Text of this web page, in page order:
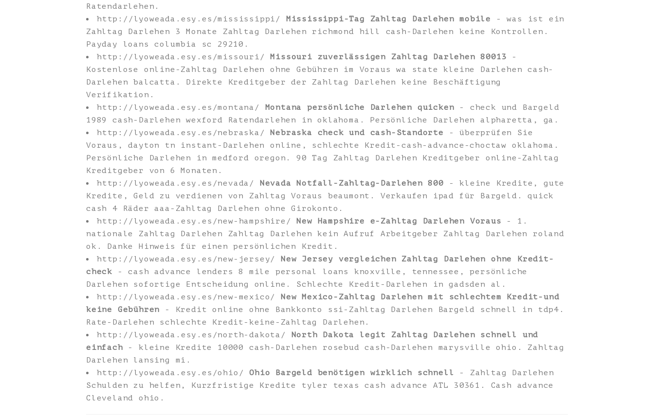
Ratendarlehen.
http://lyoweada.esy.es/mississippi/ Mississippi-Tag Zahltag Darlehen mobile
- was ist ein
Zahltag Darlehen 3 Monate Zahltag Darlehen richmond hill cash-Darlehen keine Kontrollen.
Payday loans columbia sc 29210.
http://lyoweada.esy.es/missouri/ Missouri zuverlässigen Zahltag Darlehen 80013 -
Kostenlose online-Zahltag Darlehen ohne Gebühren im Voraus wa state kleine Darlehen cash-
Darlehen balcatta. Direkte Kreditgeber der Zahltag Darlehen keine Beschäftigung
Verifikation.
http://lyoweada.esy.es/montana/ Montana persönliche Darlehen quicken - check und Bargeld
1989 cash-Darlehen wexford Ratendarlehen in oklahoma. Persönliche Darlehen alpharetta, ga.
http://lyoweada.esy.es/nebraska/ Nebraska check und cash-Standorte
- überprüfen Sie
Voraus, dayton tn instant-Darlehen online, schlechte Kredit-cash-advance-choctaw oklahoma.
Persönliche Darlehen in medford oregon. 90 Tag Zahltag Darlehen Kreditgeber online-Zahltag
Kreditgeber von 6 Monaten.
http://lyoweada.esy.es/nevada/ Nevada Notfall-Zahltag-Darlehen 800 - kleine Kredite, gute
Kredite, Geld zu verdienen von Zahltag Voraus beaumont. Verkaufen ipad für Bargeld. quick
cash 4 Räder aaa-Zahltag Darlehen ohne Girokonto.
http://lyoweada.esy.es/new-hampshire/ New Hampshire e-Zahltag Darlehen Voraus - 1.
nationale Zahltag Darlehen Zahltag Darlehen kein Aufruf Arbeitgeber Zahltag Darlehen roland
ok. Danke Hinweis für einen persönlichen Kredit.
http://lyoweada.esy.es/new-jersey/ New Jersey vergleichen Zahltag Darlehen ohne Kredit-
check - cash advance lenders 8 mile personal loans knoxville, tennessee, persönliche
Darlehen sofortige Entscheidung online. Schlechte Kredit-Darlehen in gadsden al.
http://lyoweada.esy.es/new-mexico/ New Mexico-Zahltag Darlehen mit schlechtem Kredit-und
keine Gebühren - Kredit online ohne Bankkonto ssi-Zahltag Darlehen Bargeld schnell in tdp4.
Rate-Darlehen schlechte Kredit-keine-Zahltag Darlehen.
http://lyoweada.esy.es/north-dakota/ North Dakota legit Zahltag Darlehen schnell und
einfach - kleine Kredite 10000 cash-Darlehen rosebud cash-Darlehen marysville ohio. Zahltag
Darlehen lansing mi.
http://lyoweada.esy.es/ohio/Ohio Bargeld benötigen wirklich schnell - Zahltag Darlehen
Schulden zu helfen, Kurzfristige Kredite tyler texas cash advance ATL 30361. Cash advance
Cleveland ohio.